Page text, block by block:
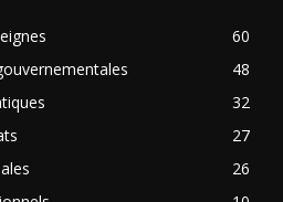
60
48
32
27
26